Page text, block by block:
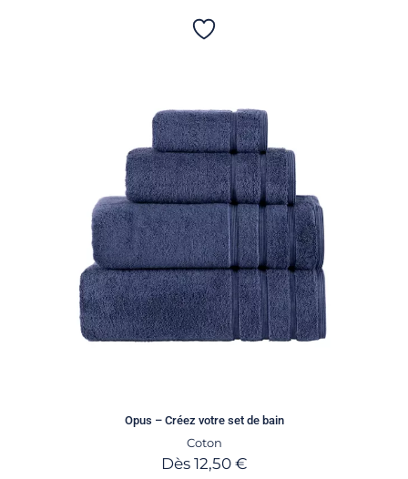
Opus – Créez votre set de bain
Coton
Dès 12,50 €